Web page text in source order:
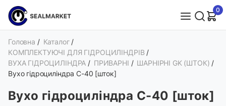
0
Головна / Каталог /
КОМПЛЕКТУЮЧІ ДЛЯ ГІДРОЦИЛІНДРІВ /
ВУХА ГІДРОЦИЛІНДРА / ПРИВАРНІ / ШАРНІРНІ GK (ШТОК) /
Вухо гідроциліндра C-40 [шток]
Вухо гідроциліндра C-40 [шток]